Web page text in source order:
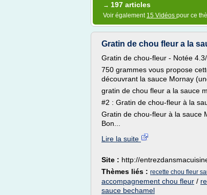
→ 197 articles
Voir également 15 Vidéos pour ce
Gratin de chou fleur a la
Gratin de chou-fleur - Notée
750 grammes vous propose
découvrant la sauce Mornay
gratin de chou fleur a la sauce
#2 : Gratin de chou-fleur à la
Gratin de chou-fleur à la sauce
Bon...
Lire la suite
Site : http://
Thèmes liés : recette chou fleur
accompagnement chou fleur /
sauce bechamel